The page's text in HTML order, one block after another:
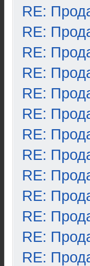
RE:
RE:
RE:
RE:
RE:
RE:
RE:
RE:
RE:
RE:
RE:
RE:
RE: